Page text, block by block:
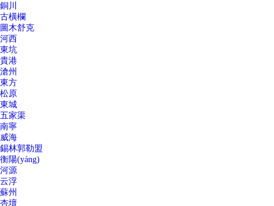
銅川
古橫欄
圖木舒克
河西
東坑
貴港
滄州
東方
松原
東城
五家渠
南寧
威海
錫林郭勒盟
衡陽(yáng)
河源
云浮
蘇州
杏壇